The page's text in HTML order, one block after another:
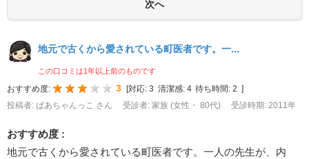
地元で古くから愛されている町医者です。一...
この口コミは1年以上前のものです
おすすめ度: 3 対応: 3 清潔感: 4 待ち時間: 2
投稿者: ばあちゃんっこ さん
受診者: 家族 (女性・ 80代) 受診時期: 2011年
おすすめ度 :
地元で古くから愛されている町医者です。一人の先生が、内